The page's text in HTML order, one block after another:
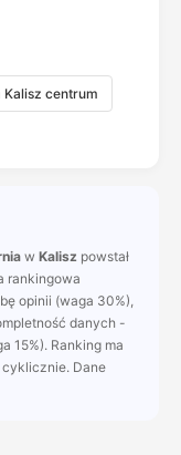
centrum
w Kalisz powstał
rankingowa
opinii (waga 30%),
danych -
15%). Ranking ma
Dane